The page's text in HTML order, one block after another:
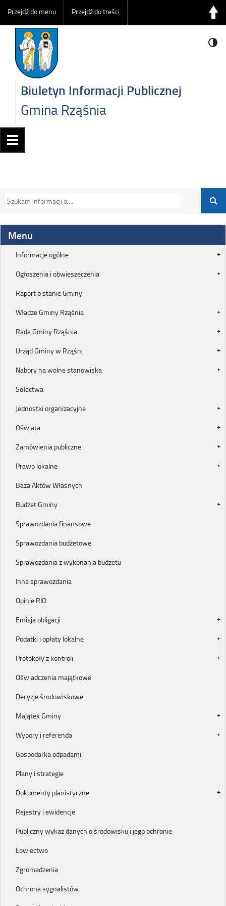
Przejdź do menu Przejdź do treści
Biuletyn Informacji Publicznej
Gmina Rząśnia
Menu
Informacje ogólne
Ogłoszenia i obwieszeczenia
Raport o stanie Gminy
Władze Gminy Rząśnia
Rada Gminy Rząśnia
Urząd Gminy w Rząśni
Nabory na wolne stanowiska
Sołectwa
Jednostki organizacyjne
Oświata
Zamówienia publiczne
Prawo lokalne
Baza Aktów Własnych
Budżet Gminy
Sprawozdania finansowe
Sprawozdania budżetowe
Sprawozdania z wykonania budżetu
Inne sprawozdania
Opinie RIO
Emisja obligacji
Podatki i opłaty lokalne
Protokoły z kontroli
Oświadczenia majątkowe
Decyzje środowiskowe
Majątek Gminy
Wybory i referenda
Gospodarka odpadami
Plany i strategie
Dokumenty planistyczne
Rejestry i ewidencje
Publiczny wykaz danych o środowisku i jego ochronie
Łowiectwo
Zgromadzenia
Ochrona sygnalistów